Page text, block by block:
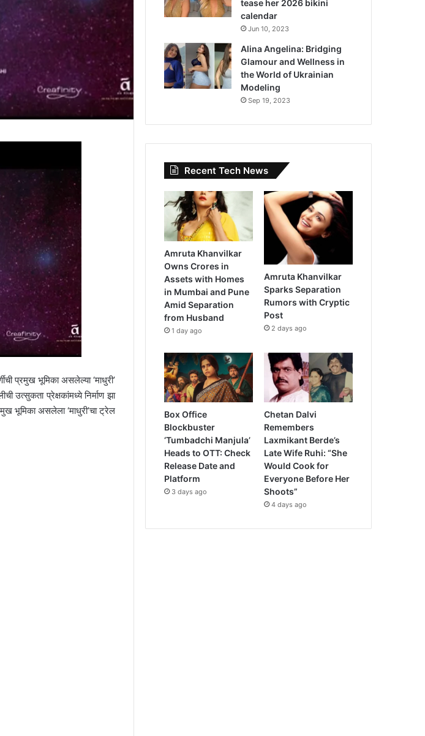
प्रमुख भूमिका असलेल्या ‘माधुरी’
उत्सुकता प्रेक्षकांमध्ये निर्माण झा
भूमिका असलेला ‘माधुरी’चा ट्रेल
tease her 2026 bikini
calendar
Jun 10, 2023
Alina Angelina: Bridging
Glamour and Wellness in
the World of Ukrainian
Modeling
Sep 19, 2023
Recent Tech News
Amruta Khanvilkar
Owns Crores in
Assets with Homes
in Mumbai and Pune
Amid Separation
from Husband
1 day ago
Amruta Khanvilkar
Sparks Separation
Rumors with Cryptic
Post
2 days ago
Box Office
Blockbuster
‘Tumbadchi Manjula’
Heads to OTT: Check
Release Date and
Platform
3 days ago
Chetan Dalvi
Remembers
Laxmikant Berde’s
Late Wife Ruhi: “She
Would Cook for
Everyone Before Her
Shoots”
4 days ago